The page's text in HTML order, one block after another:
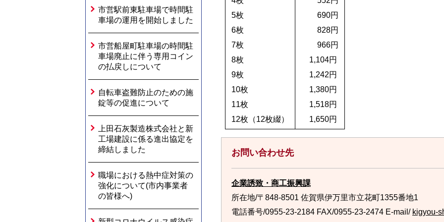
市営駅前東駐車場で時間駐
車場の運用を開始しました
市営船屋町駐車場の時間駐
車場廃止に伴う専用コイン
の払戻しについて
自転車盗難防止のための施
錠等の促進について
上田石灰製造株式会社と新
工場建設に係る進出協定を
締結しました
職場における熱中症対策の
強化について(市内事業者
の皆様へ)
5枚
6枚
7枚
8枚
9枚
10枚
11枚
12枚（12枚綴）
690円
828円
966円
1,104円
1,242円
1,380円
1,518円
1,650円
お問い合わせ先
企業誘致・商工振興課
所在地/〒848-8501 佐賀県伊万里市立花町1355番地1
電話番号/0955-23-2184 FAX/0955-23-2474 E-mail/ kigyou-